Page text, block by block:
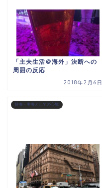
「主夫生活＠海外」決断への
周囲の反応
2018年2月6日
駐夫・主夫としての心境